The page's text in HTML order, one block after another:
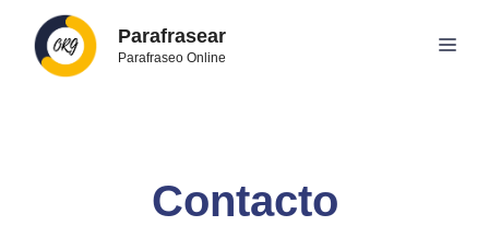
Saltar
contenido
Parafrasear
Parafraseo Online
Contacto